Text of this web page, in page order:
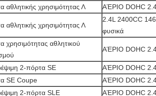
αθλητικής χρησιμότητας Λ ΑΈΡΙΟ DOHC
αθλητικής χρησιμότητας Λ
2.4L 2400CC
φυσικά
χρησιμότητας αθλητικού
ΑΈΡΙΟ DOHC
2-πόρτα SE
ΑΈΡΙΟ DOHC
SE Coupe
ΑΈΡΙΟ DOHC
2-πόρτα SLE ΑΈΡΙΟ DOHC